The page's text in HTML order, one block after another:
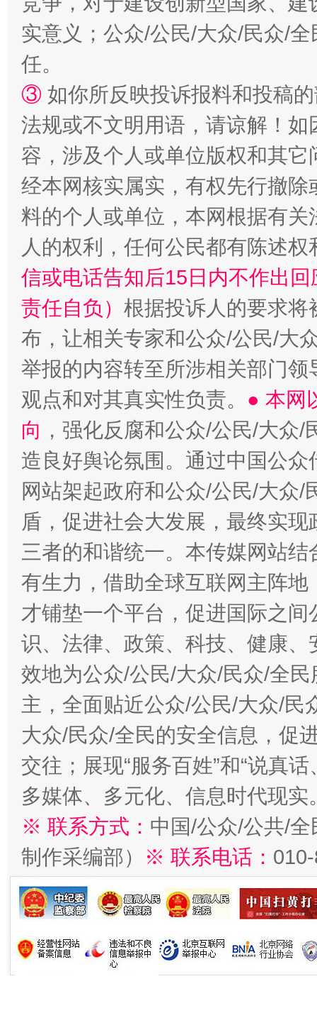
招工难、用工荒背后
实意义；公众/公民/大众/民众/
任。
③ 如你所反映投诉报料和投稿
法规或不文明用语，请谅解！
容，涉及个人或单位版权和其它
经本网核实属实，有权先行撤
料的个人或单位，本网根据有
人的权利，任何公民都有陈述
信或电话告知后15日内不作出
责任自负） 根据投诉人的要求将
布，让相关专家和公众/公民/大
举报的内容转至所涉相关部门
观点和对其真实性负责。 ● 本网
向 ，强化反腐和公众/公民/大众
造良好舆论氛围。通过中国公
网站架起政府和公众/公民/大众
盾，促进社会大发展，最终实
三者的和谐统一。本传媒网站
有生力，借助全球互联网主阵
才铺垫一个平台，促进国际之
识、法律、政策、科技、健康
效地为公众/公民/大众/民众/全
主，全面贴近公众/公民/大众/民
大众/民众/全民的安全信息，促
交往；展现“服务百姓”和“说真
多媒体、多元化、信息时代现实
※ 联系方式： 中国/公众/公共/
制作采编部）
※ 联系电话：